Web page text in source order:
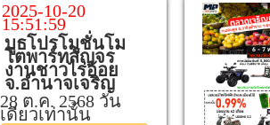
2025-10-20
15:51:59
บูธโปรโมชั่นโม
โตพาร์ทสัญจร
งานชาวไร่อ้อย
จ.อำนาจเจริญ
28 ต.ค. 2568 วัน
เดียวเท่านั้น